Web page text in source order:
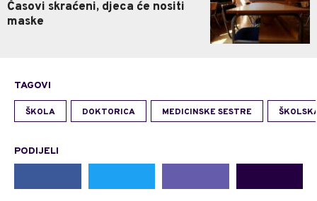
Časovi skraćeni, djeca će nositi
maske
TAGOVI
ŠKOLA DOKTORICA MEDICINSKE SESTRE
PODIJELI